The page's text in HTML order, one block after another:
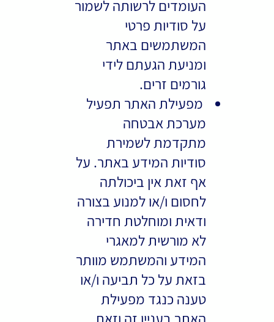
העומדים לרשותה לשמור
על סודיות פרטי
המשתמשים באתר
ומניעת הגעתם לידי
גורמים זרים.
מפעילת האתר תפעיל
מערכת אבטחה
מתקדמת לשמירת
סודיות המידע באתר. על
אף זאת אין ביכולתה
לחסום ו/או למנוע בצורה
ודאית ומוחלטת חדירה
לא מורשית למאגרי
המידע והמשתמש מוותר
בזאת על כל תביעה ו/או
טענה כנגד מפעילת